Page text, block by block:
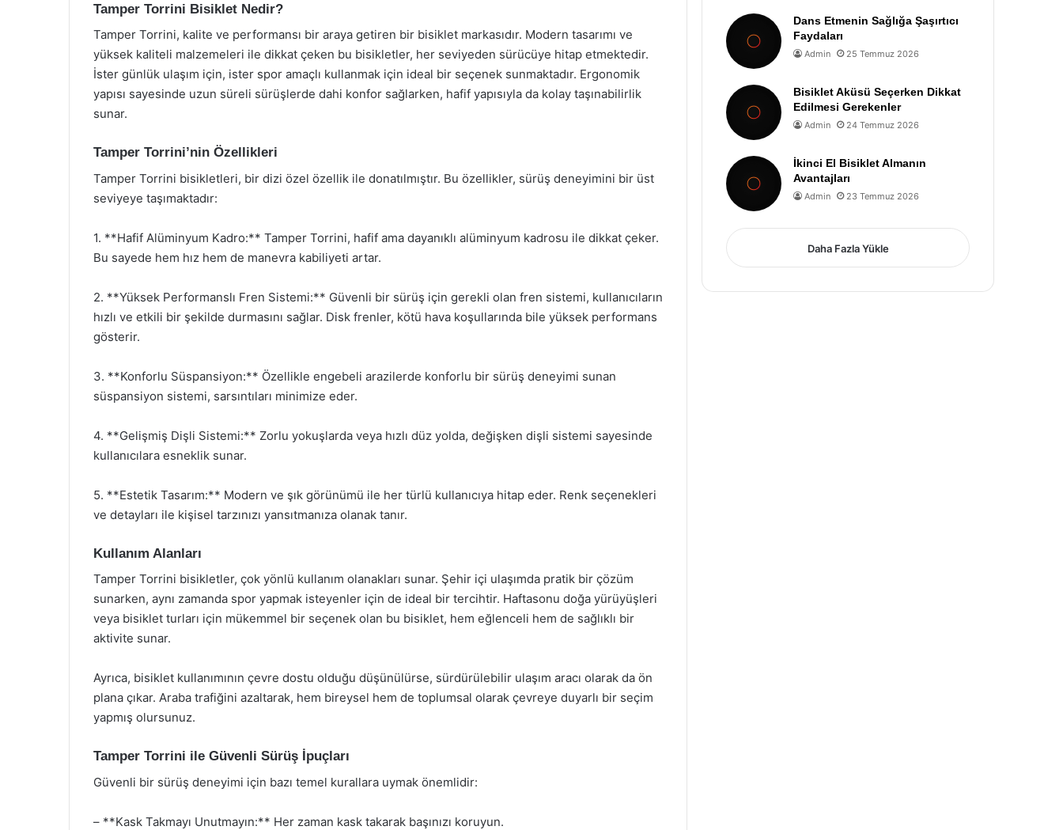
Tamper Torrini Bisiklet Nedir?
Tamper Torrini, kalite ve performansı bir araya getiren bir bisiklet markasıdır. Modern tasarımı ve
yüksek kaliteli malzemeleri ile dikkat çeken bu bisikletler, her seviyeden sürücüye hitap etmektedir.
İster günlük ulaşım için, ister spor amaçlı kullanmak için ideal bir seçenek sunmaktadır. Ergonomik
yapısı sayesinde uzun süreli sürüşlerde dahi konfor sağlarken, hafif yapısıyla da kolay taşınabilirlik
sunar.
Tamper Torrini’nin Özellikleri
Tamper Torrini bisikletleri, bir dizi özel özellik ile donatılmıştır. Bu özellikler, sürüş deneyimini bir üst
seviyeye taşımaktadır:
1. **Hafif Alüminyum Kadro:** Tamper Torrini, hafif ama dayanıklı alüminyum kadrosu ile dikkat çeker.
Bu sayede hem hız hem de manevra kabiliyeti artar.
2. **Yüksek Performanslı Fren Sistemi:** Güvenli bir sürüş için gerekli olan fren sistemi, kullanıcıların
hızlı ve etkili bir şekilde durmasını sağlar. Disk frenler, kötü hava koşullarında bile yüksek performans
gösterir.
3. **Konforlu Süspansiyon:** Özellikle engebeli arazilerde konforlu bir sürüş deneyimi sunan
süspansiyon sistemi, sarsıntıları minimize eder.
4. **Gelişmiş Dişli Sistemi:** Zorlu yokuşlarda veya hızlı düz yolda, değişken dişli sistemi sayesinde
kullanıcılara esneklik sunar.
5. **Estetik Tasarım:** Modern ve şık görünümü ile her türlü kullanıcıya hitap eder. Renk seçenekleri
ve detayları ile kişisel tarzınızı yansıtmanıza olanak tanır.
Kullanım Alanları
Tamper Torrini bisikletler, çok yönlü kullanım olanakları sunar. Şehir içi ulaşımda pratik bir çözüm
sunarken, aynı zamanda spor yapmak isteyenler için de ideal bir tercihtir. Haftasonu doğa yürüyüşleri
veya bisiklet turları için mükemmel bir seçenek olan bu bisiklet, hem eğlenceli hem de sağlıklı bir
aktivite sunar.
Ayrıca, bisiklet kullanımının çevre dostu olduğu düşünülürse, sürdürülebilir ulaşım aracı olarak da ön
plana çıkar. Araba trafiğini azaltarak, hem bireysel hem de toplumsal olarak çevreye duyarlı bir seçim
yapmış olursunuz.
Tamper Torrini ile Güvenli Sürüş İpuçları
Güvenli bir sürüş deneyimi için bazı temel kurallara uymak önemlidir:
– **Kask Takmayı Unutmayın:** Her zaman kask takarak başınızı koruyun.
Dans Etmenin Sağlığa Şaşırtıcı
Faydaları
Admin 25 Temmuz 2026
Bisiklet Aküsü Seçerken Dikkat
Edilmesi Gerekenler
Admin 24 Temmuz 2026
İkinci El Bisiklet Almanın
Avantajları
Admin 23 Temmuz 2026
Daha Fazla Yükle